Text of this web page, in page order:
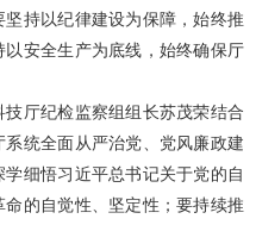
持以纪律建设为保障，始终推
安全生产为底线，始终确保厅
厅纪检监察组组长苏茂荣结合
统全面从严治党、党风廉政建
细悟习近平总书记关于党的自
的自觉性、坚定性；要持续推